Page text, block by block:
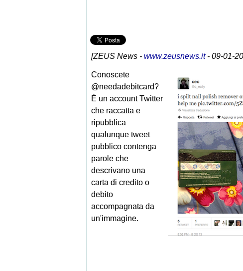
[ZEUS News- www.zeusnews.it- 09-01-
Conoscete
@needadebitcard?
È un account Twitter
che raccatta e
ripubblica
qualunque tweet
pubblico contenga
parole che
descrivano una
carta di credito o
debito
accompagnata da
un'immagine.